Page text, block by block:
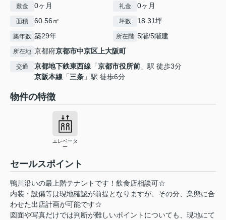
敷金 0ヶ月 礼金 0ヶ月
面積 60.56㎡ 坪数 18.31坪
築年数 築29年 所在階 5階/5階建
所在地 京都府京都市中京区上大阪町
交通 京都地下鉄東西線 「京都市役所前 」駅 徒歩3分
京阪本線 「三条 」駅 徒歩6分
物件の特徴
エレベータ
ー
セールスポイント
鴨川沿いの最上階テナントです！飲食店相談可☆
内装・設備等は現地確認が前提となりますが、その分、業態に合
わせた出店計画が可能です☆
図面や写真だけでは判断が難しいポイントについても、現地にて